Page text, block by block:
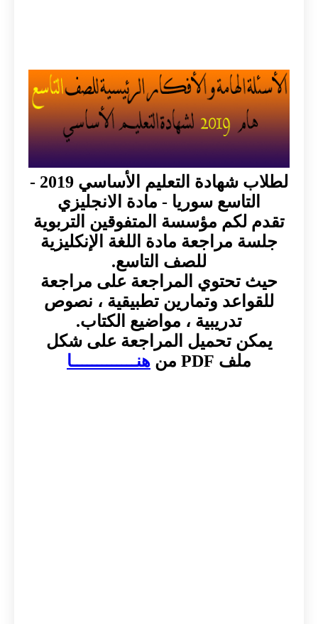
لطلاب شهادة التعليم الأساسي 2019 -
التاسع سوريا - مادة الانجليزي
تقدم لكم مؤسسة المتفوقين التربوية
جلسة مراجعة مادة اللغة الإنكليزية
للصف التاسع.
حيث تحتوي المراجعة على مراجعة
للقواعد وتمارين تطبيقية ، نصوص
تدريبية ، مواضيع الكتاب.
يمكن تحميل المراجعة على شكل
ملف PDF من
هنـــــــــــــا